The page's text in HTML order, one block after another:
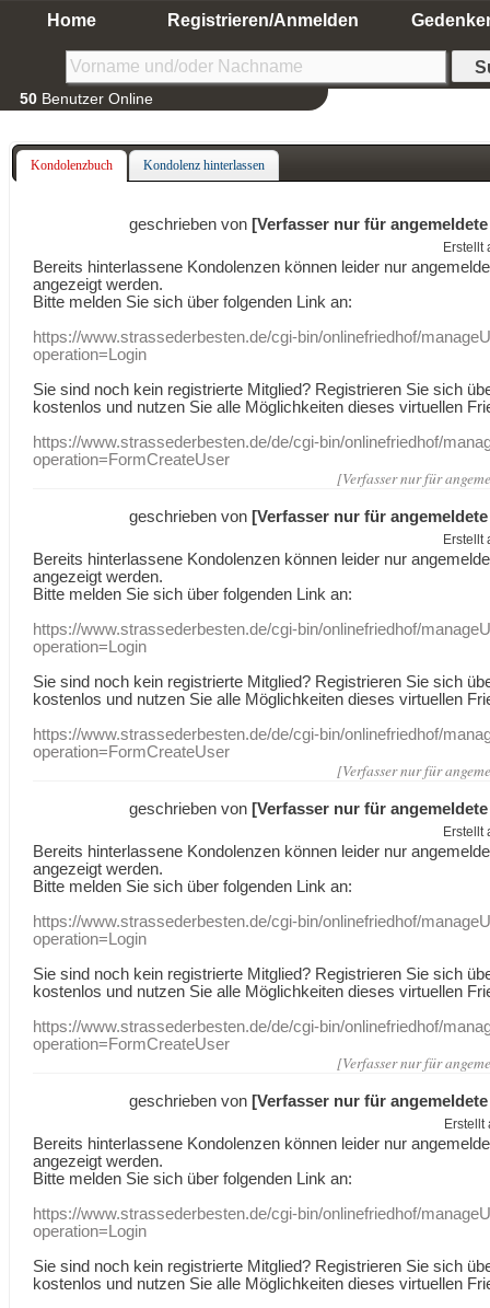
Home Registrieren/Anmelden
50 Benutzer Online
Kondolenzbuch Kondolenz hinterlassen
geschrieben von [Verfasser nur für
Erstellt
Bereits hinterlassene Kondolenzen können leider nur
angezeigt werden.
Bitte melden Sie sich über folgenden Link an:
https://www.strassederbesten.de/cgi-bin/onlinefriedhof/
operation=Login
Sie sind noch kein registrierte Mitglied? Registrieren Sie sich
kostenlos und nutzen Sie alle Möglichkeiten dieses virtuellen
https://www.strassederbesten.de/de/cgi-bin/onlinefriedhof/
operation=FormCreateUser
[Verfasser nur für
geschrieben von [Verfasser nur für
Erstellt
Bereits hinterlassene Kondolenzen können leider nur
angezeigt werden.
Bitte melden Sie sich über folgenden Link an:
https://www.strassederbesten.de/cgi-bin/onlinefriedhof/
operation=Login
Sie sind noch kein registrierte Mitglied? Registrieren Sie sich
kostenlos und nutzen Sie alle Möglichkeiten dieses virtuellen
https://www.strassederbesten.de/de/cgi-bin/onlinefriedhof/
operation=FormCreateUser
[Verfasser nur für
geschrieben von [Verfasser nur für
Erstellt
Bereits hinterlassene Kondolenzen können leider nur
angezeigt werden.
Bitte melden Sie sich über folgenden Link an:
https://www.strassederbesten.de/cgi-bin/onlinefriedhof/
operation=Login
Sie sind noch kein registrierte Mitglied? Registrieren Sie sich
kostenlos und nutzen Sie alle Möglichkeiten dieses virtuellen
https://www.strassederbesten.de/de/cgi-bin/onlinefriedhof/
operation=FormCreateUser
[Verfasser nur für
geschrieben von [Verfasser nur für
Erstellt
Bereits hinterlassene Kondolenzen können leider nur
angezeigt werden.
Bitte melden Sie sich über folgenden Link an:
https://www.strassederbesten.de/cgi-bin/onlinefriedhof/
operation=Login
Sie sind noch kein registrierte Mitglied? Registrieren Sie sich
kostenlos und nutzen Sie alle Möglichkeiten dieses virtuellen